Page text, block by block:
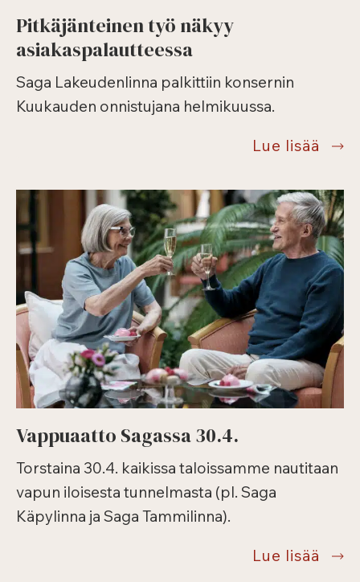
Pitkäjänteinen työ näkyy
asiakaspalautteessa
Saga Lakeudenlinna palkittiin konsernin
Kuukauden onnistujana helmikuussa.
Lue lisää
Vappuaatto Sagassa 30.4.
Torstaina 30.4. kaikissa taloissamme nautitaan
vapun iloisesta tunnelmasta (pl. Saga
Käpylinna ja Saga Tammilinna).
Lue lisää